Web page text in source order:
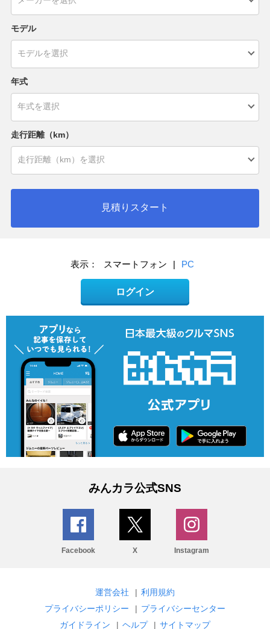
モデル
年式
走行距離（km）
見積りスタート
表示： スマートフォン | PC
ログイン
みんカラ公式SNS
Facebook X Instagram
運営会社 | 利用規約
プライバシーポリシー
| プライバシーセンター
ガイドライン
| ヘルプ | サイトマップ